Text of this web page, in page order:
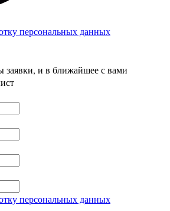
персональных данных
заявки, и в ближайшее с вами
персональных данных